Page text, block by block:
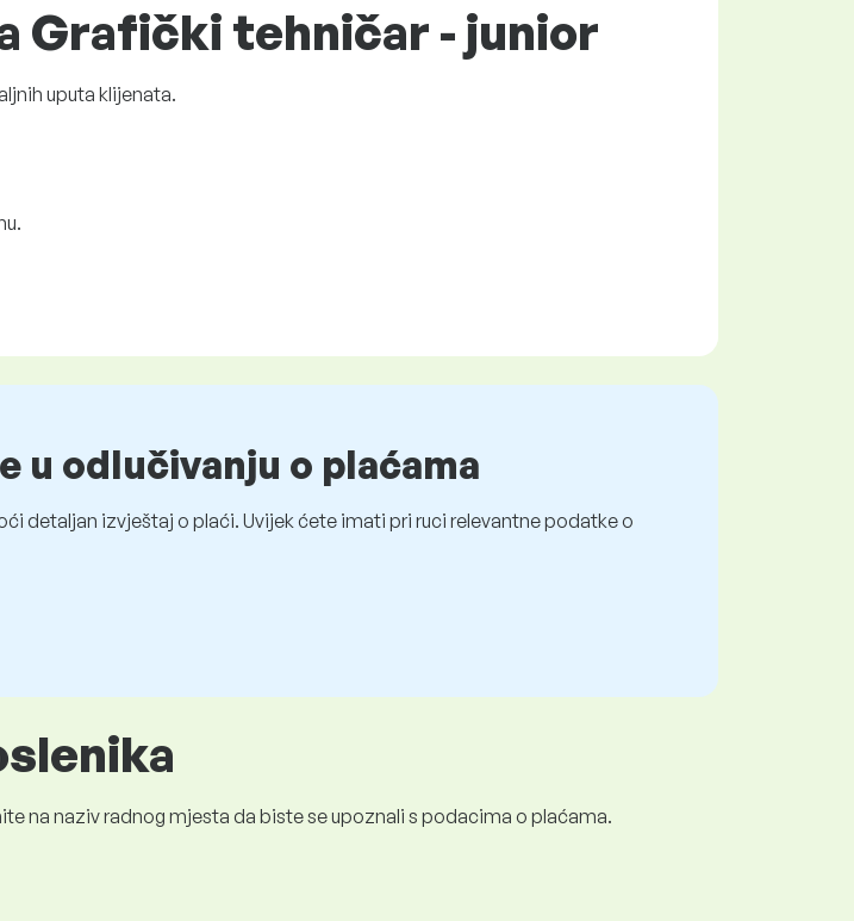
Grafički tehničar - junior
uputa klijenata.
u odlučivanju o plaćama
detaljan izvještaj o plaći. Uvijek ćete imati pri ruci relevantne podatke o
na naziv radnog mjesta da biste se upoznali s podacima o plaćama.